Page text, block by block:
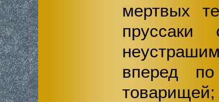
мертвых
пруссаки
вперед